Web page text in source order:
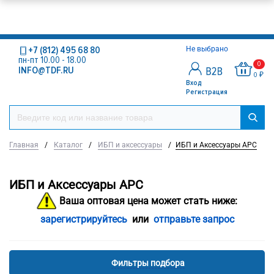
Не выбрано
Вход
Регистрация
0
0 ₽
+7 (812) 495 68 80
пн-пт 10.00 - 18.00
INFO@TDF.RU
Главная / Каталог / ИБП и аксессуары / ИБП и Аксессуары APC
ИБП и Аксессуары APC
Ваша оптовая цена может стать ниже:
зарегистрируйтесьили отправьте запрос
Фильтры подбора